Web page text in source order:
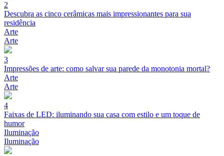
2
Descubra as cinco cerâmicas mais impressionantes para sua
residência
Arte
Arte
3
Impressões de arte: como salvar sua parede da monotonia mortal?
Arte
Arte
4
Faixas de LED: iluminando sua casa com estilo e um toque de
humor
Iluminação
Iluminação